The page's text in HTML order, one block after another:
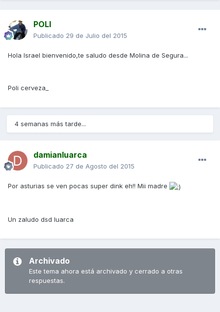
POLI
Publicado 29 de Julio del 2015
Hola Israel bienvenido,te saludo desde Molina de Segura...
Poli cerveza_
4 semanas más tarde...
damianluarca
Publicado 27 de Agosto del 2015
Por asturias se ven pocas super dink eh!! Mii madre
Un zaludo dsd luarca
Archivado
Este tema ahora está archivado y cerrado a otras
respuestas.